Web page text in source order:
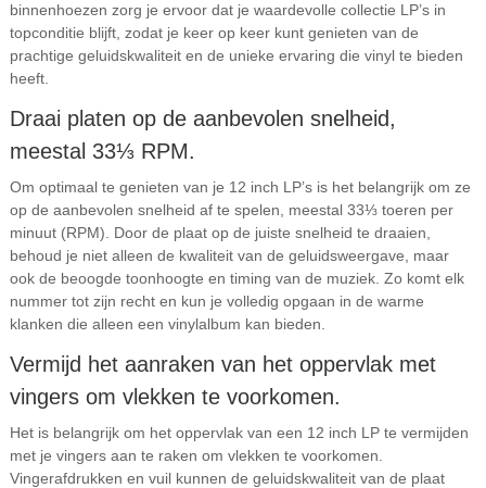
binnenhoezen zorg je ervoor dat je waardevolle collectie LP’s in
topconditie blijft, zodat je keer op keer kunt genieten van de
prachtige geluidskwaliteit en de unieke ervaring die vinyl te bieden
heeft.
Draai platen op de aanbevolen snelheid,
meestal 33⅓ RPM.
Om optimaal te genieten van je 12 inch LP’s is het belangrijk om ze
op de aanbevolen snelheid af te spelen, meestal 33⅓ toeren per
minuut (RPM). Door de plaat op de juiste snelheid te draaien,
behoud je niet alleen de kwaliteit van de geluidsweergave, maar
ook de beoogde toonhoogte en timing van de muziek. Zo komt elk
nummer tot zijn recht en kun je volledig opgaan in de warme
klanken die alleen een vinylalbum kan bieden.
Vermijd het aanraken van het oppervlak met
vingers om vlekken te voorkomen.
Het is belangrijk om het oppervlak van een 12 inch LP te vermijden
met je vingers aan te raken om vlekken te voorkomen.
Vingerafdrukken en vuil kunnen de geluidskwaliteit van de plaat